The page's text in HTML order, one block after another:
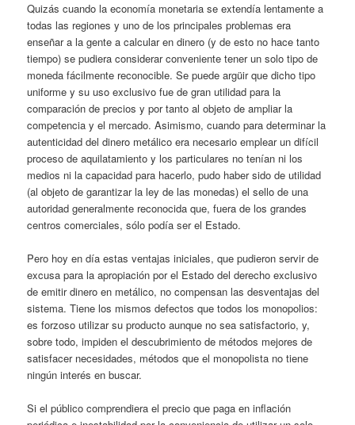
Quizás cuando la economía monetaria se extendía lentamente a
todas las regiones y uno de los principales problemas era
enseñar a la gente a calcular en dinero (y de esto no hace tanto
tiempo) se pudiera considerar conveniente tener un solo tipo de
moneda fácilmente reconocible. Se puede argüir que dicho tipo
uniforme y su uso exclusivo fue de gran utilidad para la
comparación de precios y por tanto al objeto de ampliar la
competencia y el mercado. Asimismo, cuando para determinar la
autenticidad del dinero metálico era necesario emplear un difícil
proceso de aquilatamiento y los particulares no tenían ni los
medios ni la capacidad para hacerlo, pudo haber sido de utilidad
(al objeto de garantizar la ley de las monedas) el sello de una
autoridad generalmente reconocida que, fuera de los grandes
centros comerciales, sólo podía ser el Estado.
Pero hoy en día estas ventajas iniciales, que pudieron servir de
excusa para la apropiación por el Estado del derecho exclusivo
de emitir dinero en metálico, no compensan las desventajas del
sistema. Tiene los mismos defectos que todos los monopolios:
es forzoso utilizar su producto aunque no sea satisfactorio, y,
sobre todo, impiden el descubrimiento de métodos mejores de
satisfacer necesidades, métodos que el monopolista no tiene
ningún interés en buscar.
Si el público comprendiera el precio que paga en inflación